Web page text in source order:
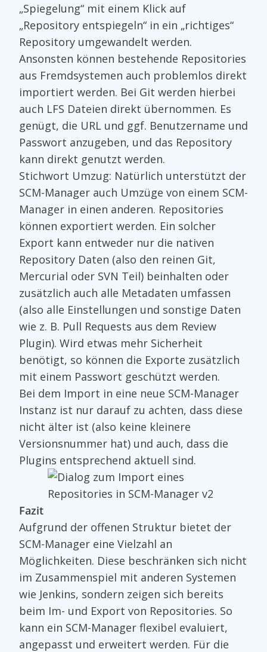
„Spiegelung“ mit einem Klick auf
„Repository entspiegeln“ in ein „richtiges“
Repository umgewandelt werden.
Ansonsten können bestehende Repositories
aus Fremdsystemen auch problemlos direkt
importiert werden. Bei Git werden hierbei
auch LFS Dateien direkt übernommen. Es
genügt, die URL und ggf. Benutzername und
Passwort anzugeben, und das Repository
kann direkt genutzt werden.
Stichwort Umzug: Natürlich unterstützt der
SCM-Manager auch Umzüge von einem SCM-
Manager in einen anderen. Repositories
können exportiert werden. Ein solcher
Export kann entweder nur die nativen
Repository Daten (also den reinen Git,
Mercurial oder SVN Teil) beinhalten oder
zusätzlich auch alle Metadaten umfassen
(also alle Einstellungen und sonstige Daten
wie z. B. Pull Requests aus dem Review
Plugin). Wird etwas mehr Sicherheit
benötigt, so können die Exporte zusätzlich
mit einem Passwort geschützt werden.
Bei dem Import in eine neue SCM-Manager
Instanz ist nur darauf zu achten, dass diese
nicht älter ist (also keine kleinere
Versionsnummer hat) und auch, dass die
Plugins entsprechend aktuell sind.
Fazit
Aufgrund der offenen Struktur bietet der
SCM-Manager eine Vielzahl an
Möglichkeiten. Diese beschränken sich nicht
im Zusammenspiel mit anderen Systemen
wie Jenkins, sondern zeigen sich bereits
beim Im- und Export von Repositories. So
kann ein SCM-Manager flexibel evaluiert,
angepasst und erweitert werden. Für die